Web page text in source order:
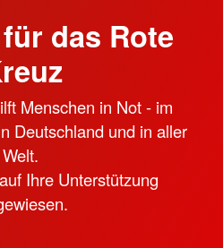
das Rote
Menschen in Not - im
Deutschland und in aller
Welt.
Ihre Unterstützung